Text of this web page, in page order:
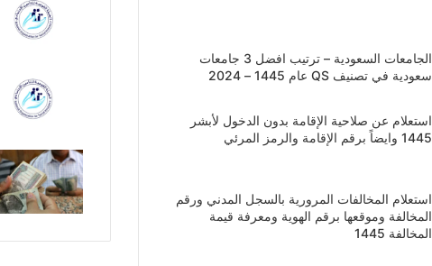
الجامعات السعودية – ترتيب افضل 3 جامعات
سعودية في تصنيف QS عام 1445 – 2024
استعلام عن صلاحية الإقامة بدون الدخول لأبشر
1445 وايضاً برقم الإقامة والرمز المرئي
استعلام المخالفات المرورية بالسجل المدني ورقم
المخالفة وموقعها برقم الهوية ومعرفة قيمة
المخالفة 1445